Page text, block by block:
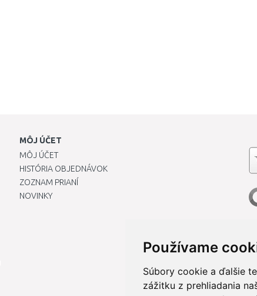
Používame
Súbory cookie a ďalšie
zážitku z prehliadania
MÔJ ÚČET
MÔJ ÚČET
HISTÓRIA OBJEDNÁVOK
ZOZNAM PRIANÍ
NOVINKY